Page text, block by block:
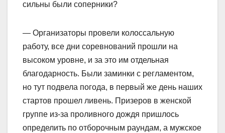
сильны были соперники?
— Организаторы провели колоссальную
работу, все дни соревнований прошли на
высоком уровне, и за это им отдельная
благодарность. Были заминки с регламентом,
но тут подвела погода, в первый же день наших
стартов прошел ливень. Призеров в женской
группе из-за проливного дождя пришлось
определить по отборочным раундам, а мужское